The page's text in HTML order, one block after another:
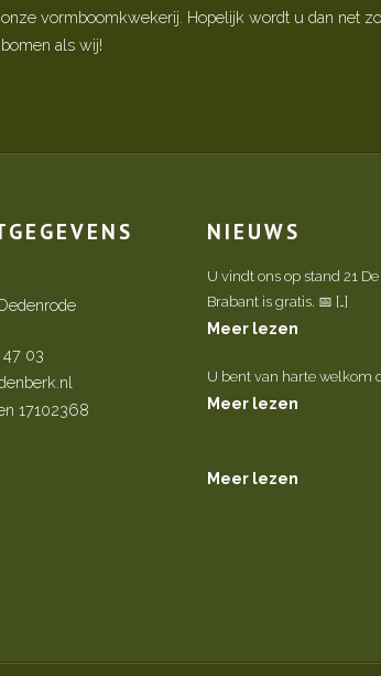
onze vormboomkwekerij. Hopelijk wordt u dan net
bomen als wij!
47 03
17102368
NIEUWS
U vindt ons op stand 21
Brabant is gratis. 📅 […]
Meer lezen
U bent van harte welkom
Meer lezen
Meer lezen